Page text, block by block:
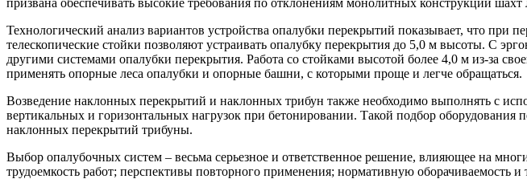
Технологический анализ вариантов устройства опалубки перекрытий показывает, что
телескопические стойки позволяют устраивать опалубку перекрытия до 5,0 м высоты. С
другими системами опалубки перекрытия. Работа со стойками высотой более 4,0 м из-за
применять опорные леса опалубки и опорные башни, с которыми проще и легче обращаться.
Возведение наклонных перекрытий и наклонных трибун также необходимо выполнять с
вертикальных и горизонтальных нагрузок при бетонировании. Такой подбор оборудования
наклонных перекрытий трибуны.
Выбор опалубочных систем – весьма серьезное и ответственное решение, влияющее на
трудоемкость работ; перспективы повторного применения; нормативную оборачиваемость и